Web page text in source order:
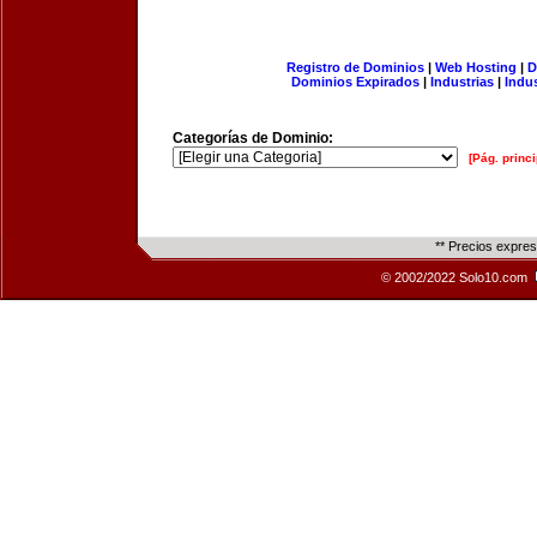
Registro de Dominios| Web Hosting |
Dominios Expirados | Industrias |
Categorías de Dominio:
[Pág.
** Precios
© 2002/2022 Solo10.com